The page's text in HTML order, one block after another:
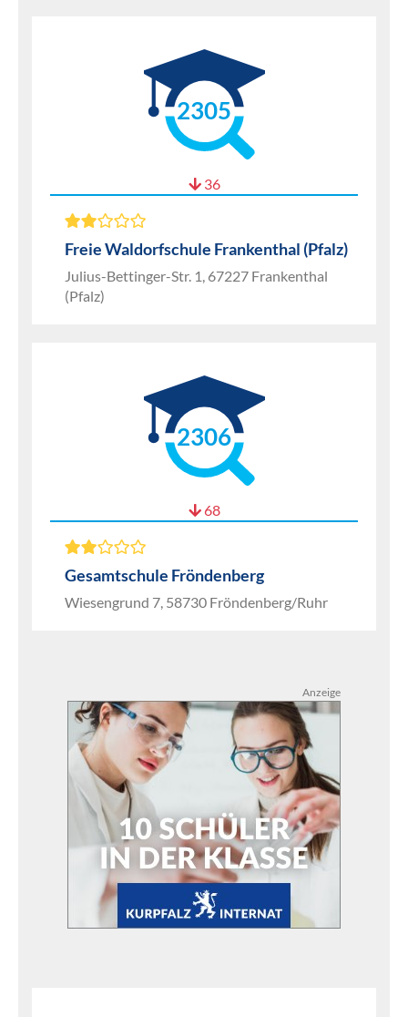
2305
36
Freie Waldorfschule Frankenthal (Pfalz)
Julius-Bettinger-Str. 1, 67227 Frankenthal
(Pfalz)
2306
68
Gesamtschule Fröndenberg
Wiesengrund 7, 58730 Fröndenberg/Ruhr
Anzeige